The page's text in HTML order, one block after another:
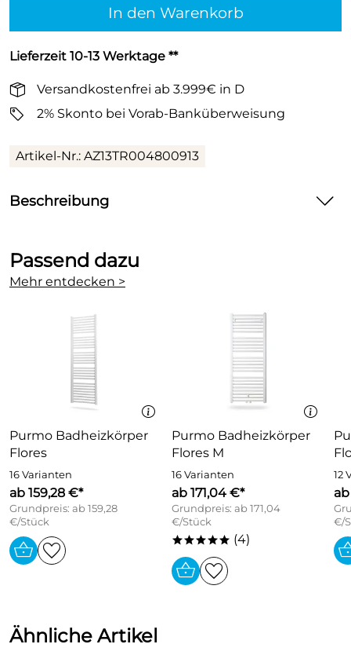
In den Warenkorb
Lieferzeit 10-13 Werktage **
Versandkostenfrei ab 3.999€ in D
2% Skonto bei Vorab-Banküberweisung
Artikel-Nr.: AZ13TR004800913
Beschreibung
Handtuchhalter für Purmo Flores Badheizkörper
in zwei Farbvarianten: weiß und chrom
Passend dazu
Mehr entdecken >
Purmo Badheizkörper
Flores
16 Varianten
ab 159,28 €*
Grundpreis: ab 159,28
€/Stück
Purmo Badheizkörper
Flores M
16 Varianten
ab 171,04 €*
Grundpreis: ab 171,04
€/Stück
***** (4)
12
ab
€/
Ähnliche Artikel